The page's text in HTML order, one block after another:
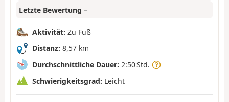
Letzte Bewertung –
Aktivität: Zu Fuß
Distanz: 8,57 km
Durchschnittliche Dauer: 2:50 Std.
Schwierigkeitsgrad: Leicht